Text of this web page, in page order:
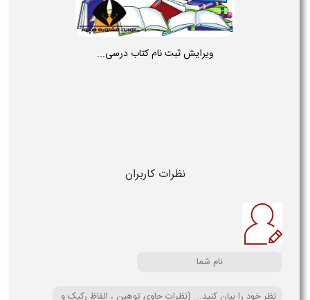
ویرایش ثبت نام کتاب درسی...
نظرات کاربران